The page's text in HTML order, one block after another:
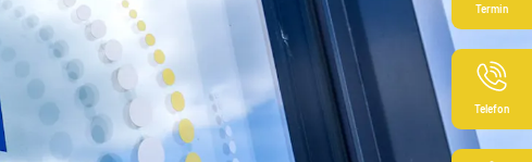
Termin
Telefon